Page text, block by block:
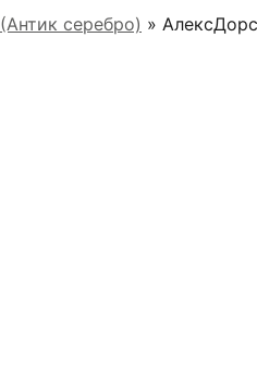
серебро) »